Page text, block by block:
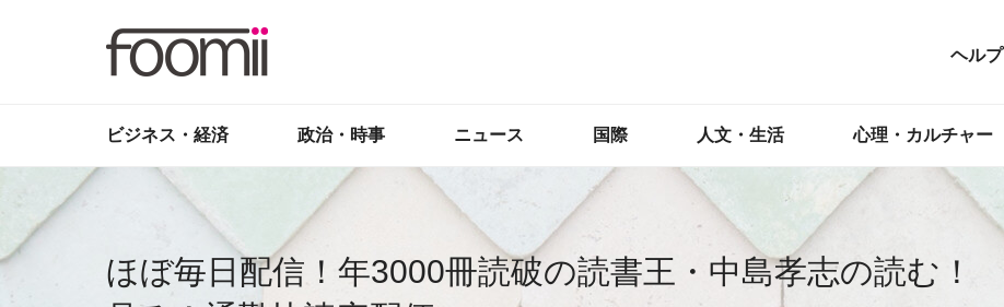
ヘルプ
ビジネス・経済 政治・時事 ニュース 国際 人文・生活 心理・カルチャー
ほぼ毎日配信！年3000冊読破の読書王・中島孝志の読む！